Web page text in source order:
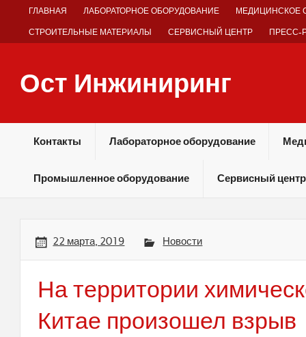
ГЛАВНАЯ ЛАБОРАТОРНОЕ ОБОРУДОВАНИЕ МЕДИЦИНСКОЕ
СТРОИТЕЛЬНЫЕ МАТЕРИАЛЫ СЕРВИСНЫЙ ЦЕНТР ПРЕСС-
Ост Инжиниринг
Контакты Лабораторное оборудование
Промышленное оборудование Сервисный центр
22 марта, 2019 Новости
На территории
Китае произошел взрыв